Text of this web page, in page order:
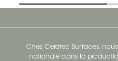
Chez Ceratec Surfaces,
nationale dans la